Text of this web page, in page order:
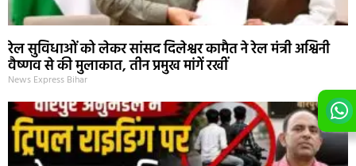
रेल सुविधाओं को लेकर सांसद दिलेश्वर कामैत ने रेल मंत्री अश्विनी
वैष्णव से की मुलाकात, तीन प्रमुख मांगें रखीं
News Express Bihar